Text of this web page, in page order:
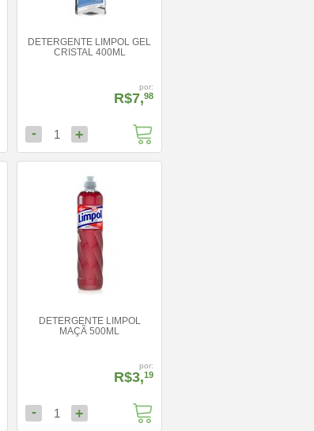
DETERGENTE LIMPOL GEL
CRISTAL 400ML
por:
R$7,98
- 1 +
DETERGENTE LIMPOL
MAÇÃ 500ML
por:
R$3,19
- 1 +